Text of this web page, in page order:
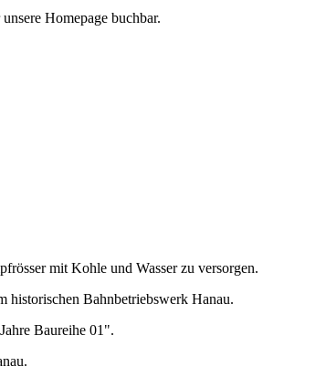
Homepage buchbar.
mit Kohle und Wasser zu versorgen.
historischen Bahnbetriebswerk Hanau.
Baureihe 01".